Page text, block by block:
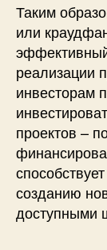
Таким
или
реализации
инвесторам
проектов –
созданию
доступными